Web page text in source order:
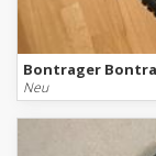
Bontrager
Neu